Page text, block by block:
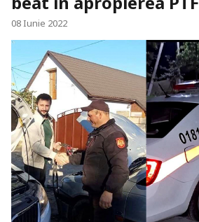
08 Iunie 2022